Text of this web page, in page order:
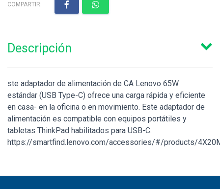
COMPARTIR:
Descripción
ste adaptador de alimentación de CA Lenovo 65W
estándar (USB Type-C) ofrece una carga rápida y eficiente
en casa- en la oficina o en movimiento. Este adaptador de
alimentación es compatible con equipos portátiles y
tabletas ThinkPad habilitados para USB-C.
https://smartfind.lenovo.com/accessories/#/products/